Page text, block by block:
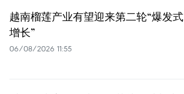
越南榴莲产业有望迎来第二轮“爆发式
增长”
06/08/2026 11:55